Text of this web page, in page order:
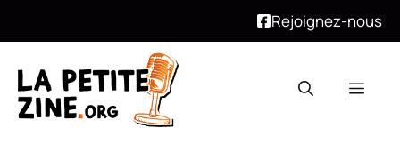
Rejoignez-nous
contenu